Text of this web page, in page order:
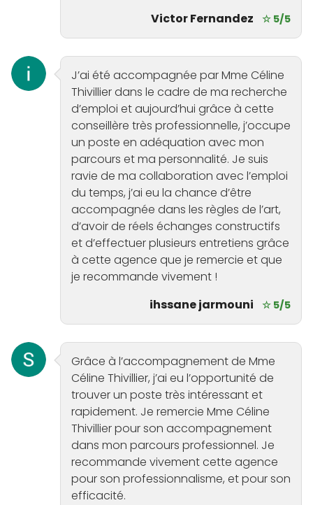
Victor Fernandez
☆ 5/5
J’ai été accompagnée par Mme Céline
Thivillier dans le cadre de ma recherche
d’emploi et aujourd’hui grâce à cette
conseillère très professionnelle, j’occupe
un poste en adéquation avec mon
parcours et ma personnalité. Je suis
ravie de ma collaboration avec l’emploi
du temps, j’ai eu la chance d’être
accompagnée dans les règles de l’art,
d’avoir de réels échanges constructifs
et d’effectuer plusieurs entretiens grâce
à cette agence que je remercie et que
je recommande vivement !
ihssane jarmouni
☆ 5/5
Grâce à l’accompagnement de Mme
Céline Thivillier, j’ai eu l’opportunité de
trouver un poste très intéressant et
rapidement. Je remercie Mme Céline
Thivillier pour son accompagnement
dans mon parcours professionnel. Je
recommande vivement cette agence
pour son professionnalisme, et pour son
efficacité.